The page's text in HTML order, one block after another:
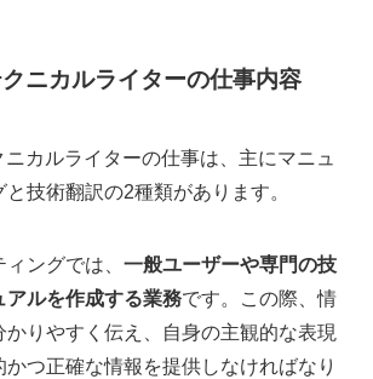
ニカルライターの仕事内容
カルライターの仕事は、主にマニュ
技術翻訳の2種類があります。
ングでは、 一般ユーザーや専門の技
アルを作成する業務です。この際、情
りやすく伝え、自身の主観的な表現
かつ正確な情報を提供しなければなり